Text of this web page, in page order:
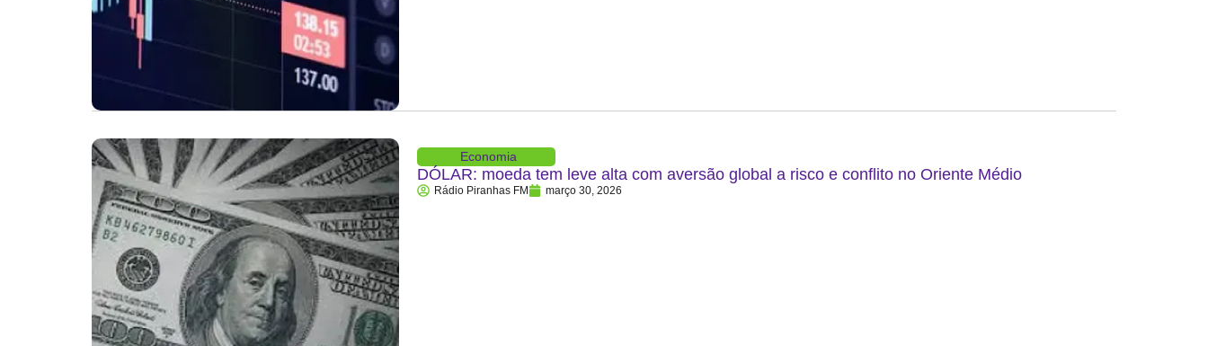
Economia
DÓLAR: moeda tem leve alta com aversão global a risco e conflito no Oriente Médio
Rádio Piranhas FM março 30, 2026